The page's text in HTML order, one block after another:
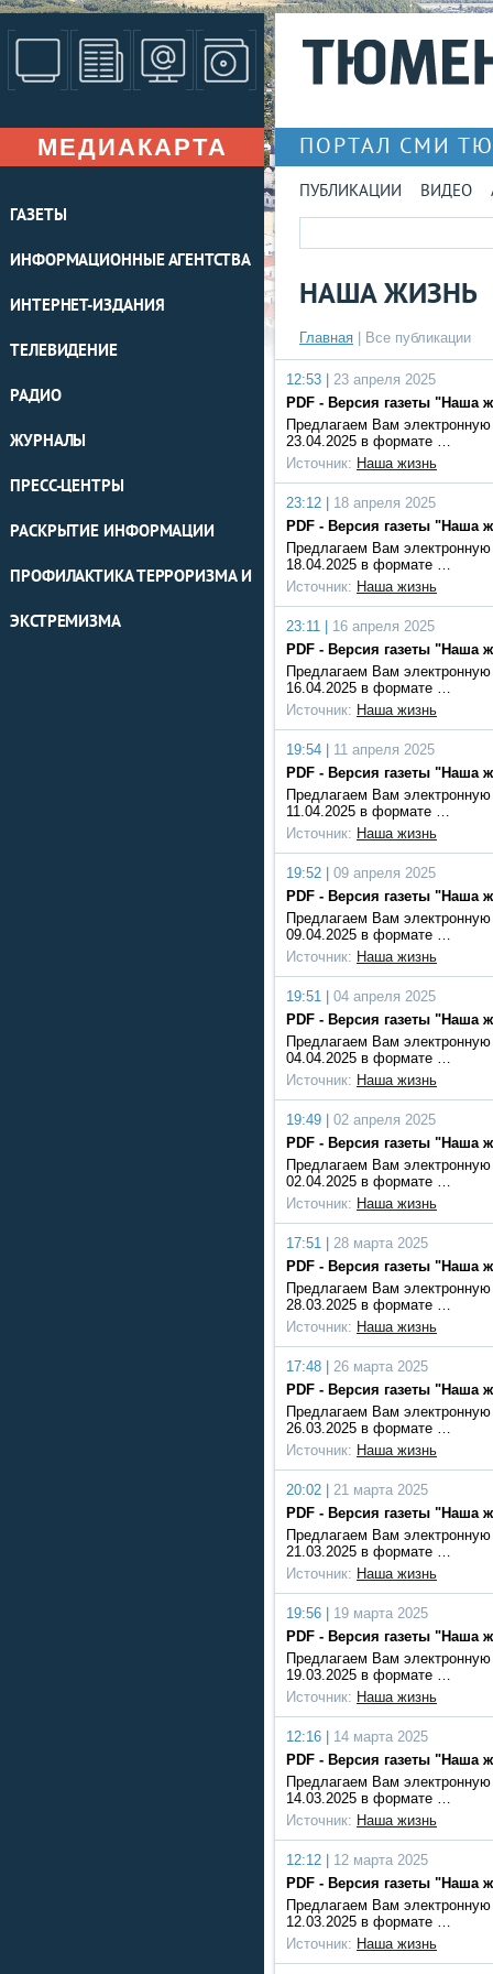
МЕДИАКАРТА
ГАЗЕТЫ
ИНФОРМАЦИОННЫЕ АГЕНТСТВА
ИНТЕРНЕТ-ИЗДАНИЯ
ТЕЛЕВИДЕНИЕ
РАДИО
ЖУРНАЛЫ
ПРЕСС-ЦЕНТРЫ
РАСКРЫТИЕ ИНФОРМАЦИИ
ПРОФИЛАКТИКА ТЕРРОРИЗМА И
ЭКСТРЕМИЗМА
ПОРТАЛ СМИ
ПУБЛИКАЦИИ ВИДЕО
НАША ЖИЗНЬ
Главная Все публикации
12:53 |
23 апреля 2025
PDF - Версия газеты "Наша
Предлагаем Вам
23.04.2025 в формате …
Источник: Наша жизнь
23:12 |
18 апреля 2025
PDF - Версия газеты "Наша
Предлагаем Вам
18.04.2025 в формате …
Источник: Наша жизнь
23:11 |
16 апреля 2025
PDF - Версия газеты "Наша
Предлагаем Вам
16.04.2025 в формате …
Источник: Наша жизнь
19:54 |
11 апреля 2025
PDF - Версия газеты "Наша
Предлагаем Вам
11.04.2025 в формате …
Источник: Наша жизнь
19:52 |
09 апреля 2025
PDF - Версия газеты "Наша
Предлагаем Вам
09.04.2025 в формате …
Источник: Наша жизнь
19:51 |
04 апреля 2025
PDF - Версия газеты "Наша
Предлагаем Вам
04.04.2025 в формате …
Источник: Наша жизнь
19:49 |
02 апреля 2025
PDF - Версия газеты "Наша
Предлагаем Вам
02.04.2025 в формате …
Источник: Наша жизнь
17:51 |
28 марта 2025
PDF - Версия газеты "Наша
Предлагаем Вам
28.03.2025 в формате …
Источник: Наша жизнь
17:48 |
26 марта 2025
PDF - Версия газеты "Наша
Предлагаем Вам
26.03.2025 в формате …
Источник: Наша жизнь
20:02 |
21 марта 2025
PDF - Версия газеты "Наша
Предлагаем Вам
21.03.2025 в формате …
Источник: Наша жизнь
19:56 |
19 марта 2025
PDF - Версия газеты "Наша
Предлагаем Вам
19.03.2025 в формате …
Источник: Наша жизнь
12:16 |
14 марта 2025
PDF - Версия газеты "Наша
Предлагаем Вам
14.03.2025 в формате …
Источник: Наша жизнь
12:12 |
12 марта 2025
PDF - Версия газеты "Наша
Предлагаем Вам
12.03.2025 в формате …
Источник: Наша жизнь